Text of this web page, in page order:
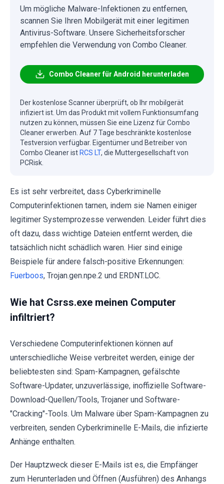
Um mögliche Malware-Infektionen zu entfernen,
scannen Sie Ihren Mobilgerät mit einer legitimen
Antivirus-Software. Unsere Sicherheitsforscher
empfehlen die Verwendung von Combo Cleaner.
Combo Cleaner für Android herunterladen
Der kostenlose Scanner überprüft, ob Ihr mobilgerät
infiziert ist. Um das Produkt mit vollem Funktionsumfang
nutzen zu können, müssen Sie eine Lizenz für Combo
Cleaner erwerben. Auf 7 Tage beschränkte kostenlose
Testversion verfügbar. Eigentümer und Betreiber von
Combo Cleaner ist RCS LT, die Muttergesellschaft von
PCRisk.
Es ist sehr verbreitet, dass Cyberkriminelle
Computerinfektionen tarnen, indem sie Namen einiger
legitimer Systemprozesse verwenden. Leider führt dies
oft dazu, dass wichtige Dateien entfernt werden, die
tatsächlich nicht schädlich waren. Hier sind einige
Beispiele für andere falsch-positive Erkennungen:
Fuerboos, Trojan.gen.npe.2 und ERDNT.LOC.
Wie hat Csrss.exe meinen Computer
infiltriert?
Verschiedene Computerinfektionen können auf
unterschiedliche Weise verbreitet werden, einige der
beliebtesten sind: Spam-Kampagnen, gefälschte
Software-Updater, unzuverlässige, inoffizielle Software-
Download-Quellen/Tools, Trojaner und Software-
"Cracking"-Tools. Um Malware über Spam-Kampagnen zu
verbreiten, senden Cyberkriminelle E-Mails, die infizierte
Anhänge enthalten.
Der Hauptzweck dieser E-Mails ist es, die Empfänger
zum Herunterladen und Öffnen (Ausführen) des Anhangs